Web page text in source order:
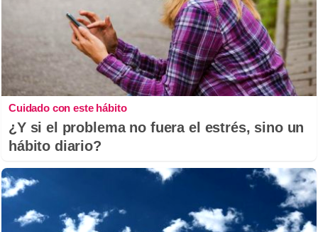
Cuidado con este hábito
¿Y si el problema no fuera el estrés, sino un
hábito diario?